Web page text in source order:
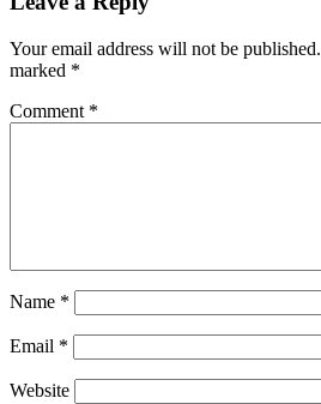
Your email address will not be published.
marked *
Comment *
Name *
Email *
Website